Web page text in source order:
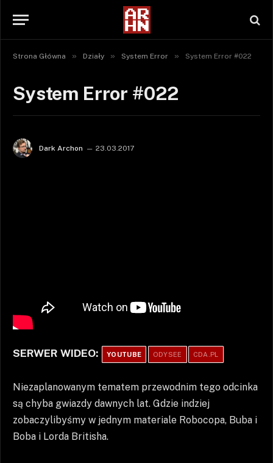
Strona Główna » Działy » System Error » System Error #022
System Error #022
Dark Archon 23.03.2017
SERWER WIDEO: YOUTUBE ODYSEE CDA.PL
Niezaplanowanym tematem przewodnim tego odcinka
są chyba gwiazdy dawnych lat. Gdzie indziej
zobaczylibyśmy w jednym materiale Robocopa, Buba i
Boba i Lorda Britisha.